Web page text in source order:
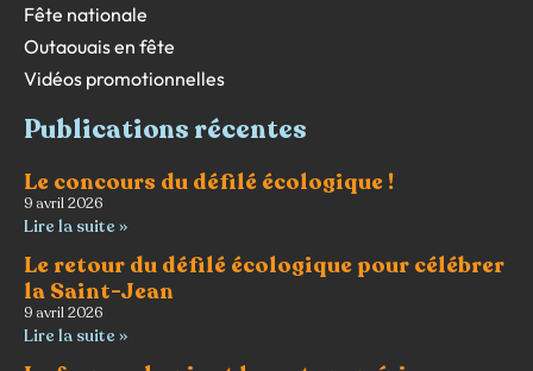
Fête nationale
Outaouais en fête
Vidéos promotionnelles
Publications récentes
Le concours du défilé écologique !
9 avril 2026
Lire la suite »
Le retour du défilé écologique pour célébrer
la Saint-Jean
9 avril 2026
Lire la suite »